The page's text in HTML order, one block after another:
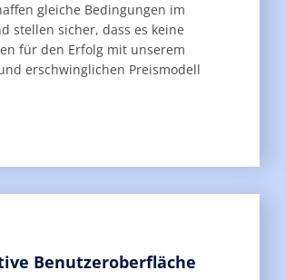
gleiche Bedingungen im
stellen sicher, dass es keine
für den Erfolg mit unserem
erschwinglichen Preismodell
Benutzeroberfläche